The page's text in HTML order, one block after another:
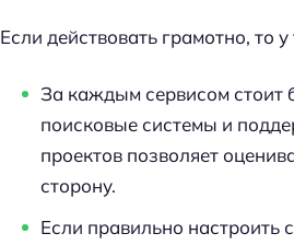
Если действовать грамотно, то
За каждым сервисом стоит
поисковые системы и
проектов позволяет
сторону.
Если правильно настроить